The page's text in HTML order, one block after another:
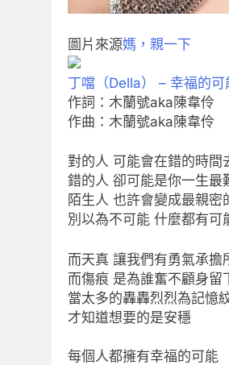
圖片來源媽，親一下
丁噹（Della） – 幸福的
作詞：木蘭號aka陳韋伶
作曲：木蘭號aka陳韋伶
對的人 可能會在錯的時間
錯的人 卻可能是你一生最
陌生人 也許會變成最親密
別以為不可能 什麼都有可
而天真 讓我們有勇氣承擔
而傷痕 是為誰奮不顧身留
當太多的轟轟烈烈為記憶
才知道想要的是安穩
每個人都擁有幸福的可能